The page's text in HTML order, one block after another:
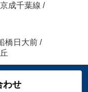
京成千葉線 /
橋日大前 /
わせ